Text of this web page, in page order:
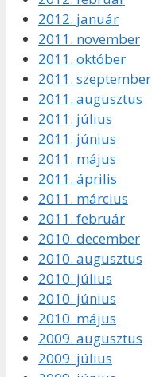
2012. január
2011. november
2011. október
2011. szeptember
2011. augusztus
2011. július
2011. június
2011. május
2011. április
2011. március
2011. február
2010. december
2010. augusztus
2010. július
2010. június
2010. május
2009. augusztus
2009. július